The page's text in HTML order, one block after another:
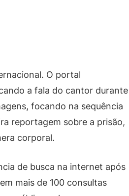
O portal
a fala do cantor durante
focando na sequência
reportagem sobre a prisão,
corporal.
de busca na internet após
mais de 100 consultas